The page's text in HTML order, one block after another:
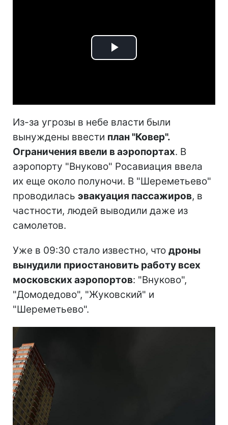
Play
Из-за угрозы в небе власти были
вынуждены ввести план "Ковер".
Ограничения ввели в аэропортах. В
аэропорту "Внуково" Росавиация ввела
их еще около полуночи. В "Шереметьево"
проводилась эвакуация пассажиров, в
частности, людей выводили даже из
самолетов.
Уже в 09:30 стало известно, что дроны
вынудили приостановить работу всех
московских аэропортов: "Внуково",
"Домодедово", "Жуковский" и
"Шереметьево".